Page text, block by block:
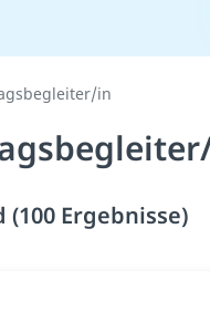
in
Ergebnisse)